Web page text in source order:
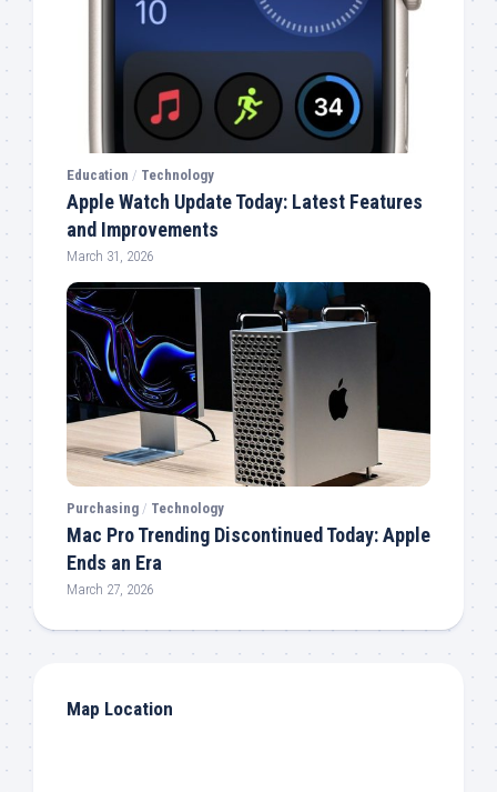
Education / Technology
Apple Watch Update Today: Latest Features
and Improvements
March 31, 2026
Purchasing / Technology
Mac Pro Trending Discontinued Today: Apple
Ends an Era
March 27, 2026
Map Location